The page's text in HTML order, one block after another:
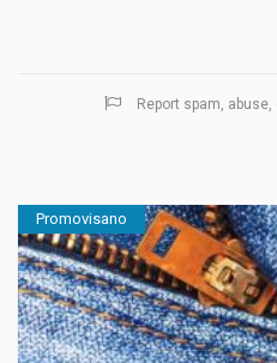
Report spam,
Promovisano